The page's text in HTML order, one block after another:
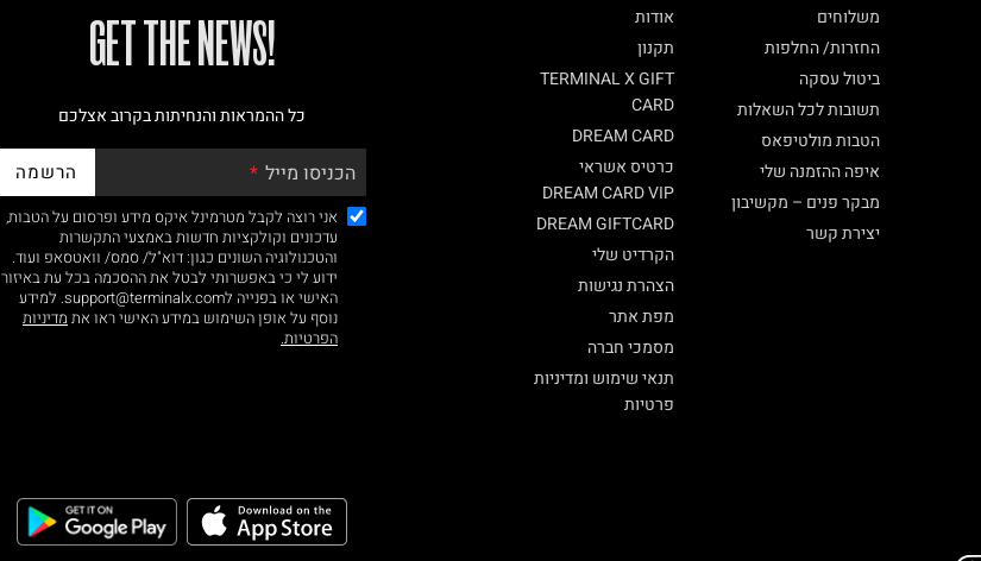
!GET THE NEWS
כל ההמראות והנחיתות בקרוב אצלכם
הכניסו מייל הרשמה
אני רוצה לקבל מטרמינל איקס מידע ופרסום על הטבות,
עדכונים וקולקציות חדשות באמצעי התקשרות
והטכנולוגיה השונים כגון: דוא"ל/ סמס/ וואטסאפ ועוד.
ידוע לי כי באפשרותי לבטל את ההסכמה בכל עת באיזור
האישי או בפנייה לsupport@terminalx.com. למידע
נוסף על אופן השימוש במידע האישי ראו את מדיניות
הפרטיות.
אודות
תקנון
TERMINAL X GIFT
CARD
DREAM CARD
כרטיס אשראי
DREAM CARD VIP
DREAM GIFTCARD
הקרדיט שלי
הצהרת נגישות
מפת אתר
מסמכי חברה
תנאי שימוש ומדיניות
פרטיות
משלוחים
החזרות/ החלפות
ביטול עסקה
תשובות לכל השאלות
הטבות מולטיפאס
איפה ההזמנה שלי
מבקר פנים – מקשיבון
יצירת קשר